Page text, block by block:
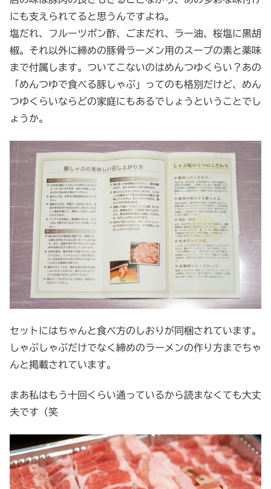
にも支えられてると思うんですよね。
塩だれ、フルーツポン酢、ごまだれ、ラー油、桜塩に黒胡
椒。それ以外に締めの豚骨ラーメン用のスープの素と薬味
まで付属します。ついてこないのはめんつゆくらい？あの
「めんつゆで食べる豚しゃぶ」ってのも格別だけど、めん
つゆくらいならどの家庭にもあるでしょうということでし
ょうか。
セットにはちゃんと食べ方のしおりが同梱されています。
しゃぶしゃぶだけでなく締めのラーメンの作り方までちゃ
んと掲載されています。
まあ私はもう十回くらい通っているから読まなくても大丈
夫です（笑